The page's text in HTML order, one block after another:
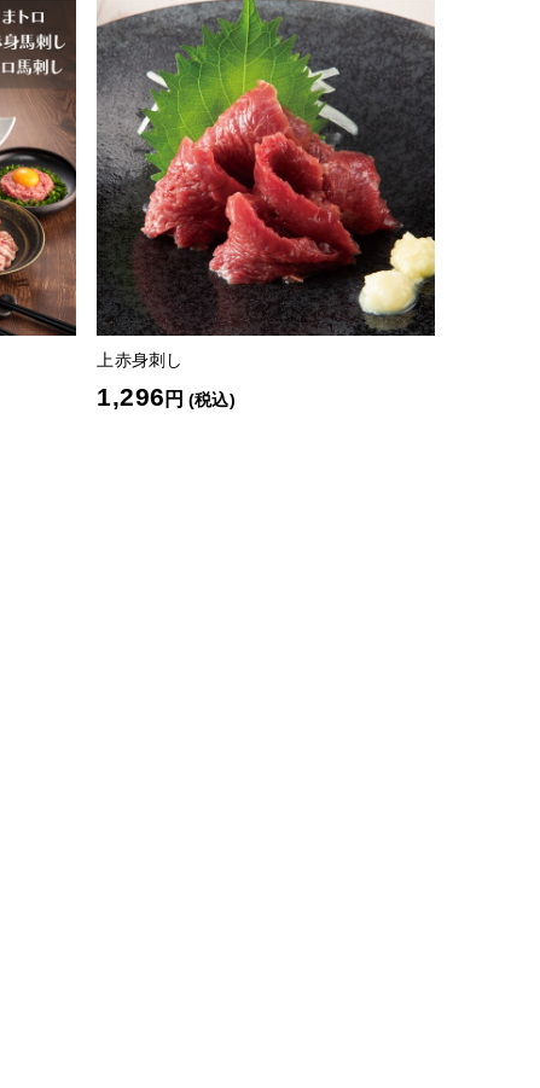
上赤身刺し
1,296 円 (税込)